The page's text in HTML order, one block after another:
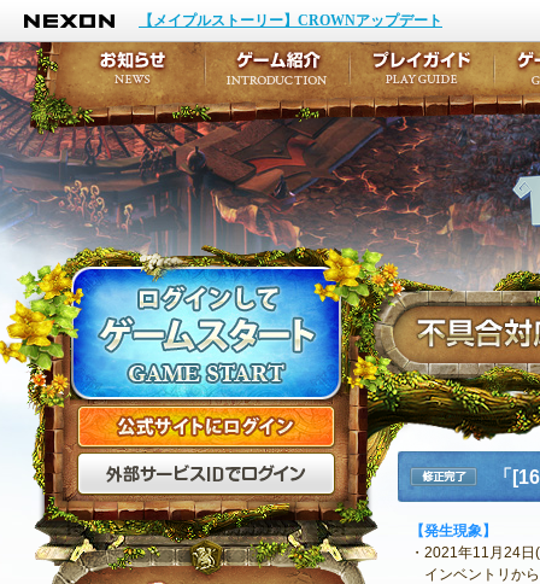
NEXON
【メイプルストーリー】CROWNアップデート
公式サイトにログイン
外部サービスIDでログ
修正完了
「
【発生現象】
・2021年11月24
インベントリか
お知らせ
イベント
アップデート
メンテナンス
ゲーム紹介
キャラクター作成
テイルズ初級者講座
ここだけは知ってお